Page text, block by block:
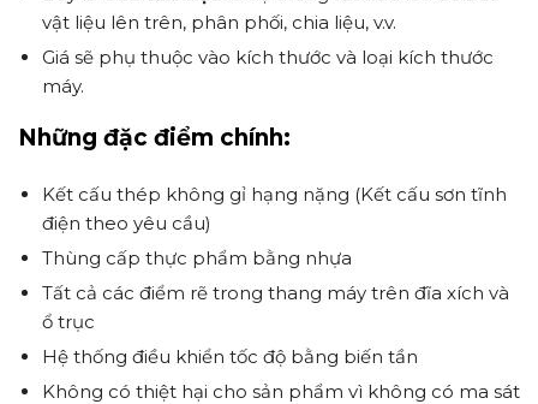
vật liệu lên trên, phân phối, chia liệu, v.v.
Giá sẽ phụ thuộc vào kích thước và loại kích thước
máy.
Những đặc điểm chính:
Kết cấu thép không gỉ hạng nặng (Kết cấu sơn tĩnh
điện theo yêu cầu)
Thùng cấp thực phẩm bằng nhựa
Tất cả các điểm rẽ trong thang máy trên đĩa xích và
ổ trục
Hệ thống điều khiển tốc độ bằng biến tần
Không có thiệt hại cho sản phẩm vì không có ma sát